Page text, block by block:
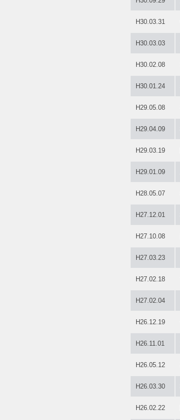
H30.03.31
H30.03.03
H30.02.08
H30.01.24
H29.05.08
H29.04.09
H29.03.19
H29.01.09
H28.05.07
H27.12.01
H27.10.08
H27.03.23
H27.02.18
H27.02.04
H26.12.19
H26.11.01
H26.05.12
H26.03.30
H26.02.22